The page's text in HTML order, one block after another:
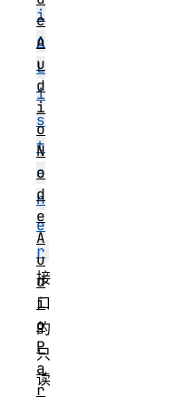
i
o
L
i
s
t
e
n
e
r
接
口
的
只
读
e
A
u
d
i
o
N
o
d
e
A
u
d
i
o
P
a
r